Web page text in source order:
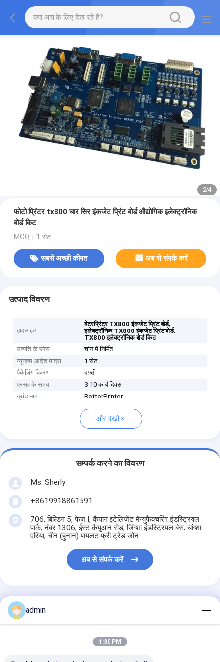
2/4
फोटो प्रिंटर tx800 चार सिर इंकजेट प्रिंट बोर्ड औद्योगिक इलेक्ट्रॉनिक
बोर्ड किट
MOQ：1 सेट
सबसे अच्छी कीमत अब से संपर्क करें
उत्पाद विवरण
हाइलाइट
बेटरप्रिंटर TX800 इंकजेट प्रिंट बोर्ड,
इलेक्ट्रॉनिक TX800 इंकजेट प्रिंट बोर्ड,
TX800 इलेक्ट्रॉनिक बोर्ड किट
उत्पत्ति के प्लेस
चीन में निर्मित
न्यूनतम आदेश मात्रा
1 सेट
पैकेजिंग विवरण
दफ़्ती
प्रसव के समय
3-10 कार्य दिवस
ब्रांड नाम
BetterPrinter
और देखो
सम्पर्क करने का विवरण
Ms. Sherly
+8619918861591
706, बिल्डिंग 5, फेज I, कैयांग इंटेलिजेंट मैन्युफैक्चरिंग इंडस्ट्रियल
पार्क, नंबर 1306, ईस्ट कैयुआन रोड, जिंग्शा इंडस्ट्रियल बेस, चांग्शा
एरिया, चीन (हुनान) पायलट फ्री ट्रेड जोन
अब से संपर्क करें
फोटो प्रिंटर tx800 चार सिर
admin
1:30 PM